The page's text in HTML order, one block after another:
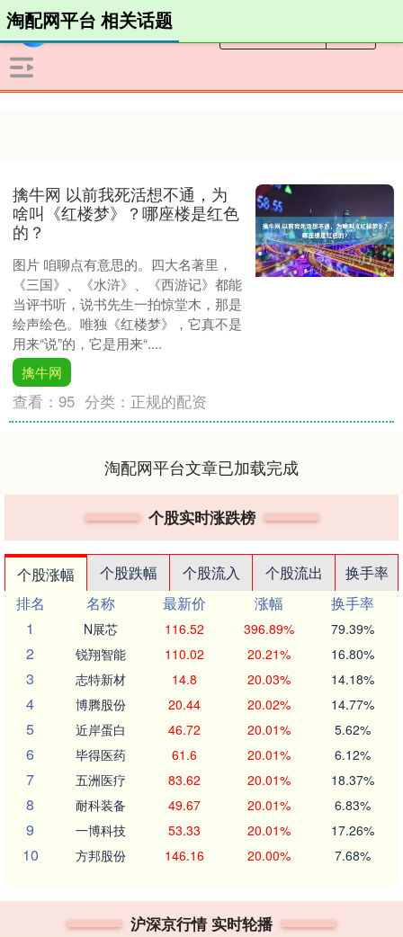
淘配网平台 相关话题
擒牛网 以前我死活想不通，为
啥叫《红楼梦》？哪座楼是红色
的？
图片 咱聊点有意思的。四大名著里，
《三国》、《水浒》、《西游记》都能
当评书听，说书先生一拍惊堂木，那是
绘声绘色。唯独《红楼梦》，它真不是
用来“说”的，它是用来“....
擒牛网
查看：95 分类： 正规的配资
淘配网平台文章已加载完成
个股实时涨跌榜
个股涨幅 个股跌幅 个股流入 个股流出
换手率
排名
名称 最新价 涨幅
换手率
1
N展芯 116.52 396.89% 79.39%
2 锐翔智能 110.02 20.21% 16.80%
3 志特新材 14.8 20.03% 14.18%
4 博腾股份 20.44 20.02% 14.77%
5 近岸蛋白 46.72 20.01% 5.62%
6 毕得医药 61.6 20.01% 6.12%
7 五洲医疗 83.62 20.01% 18.37%
8 耐科装备 49.67 20.01% 6.83%
9 一博科技 53.33 20.01% 17.26%
10 方邦股份 146.16 20.00% 7.68%
沪深京行情 实时轮播